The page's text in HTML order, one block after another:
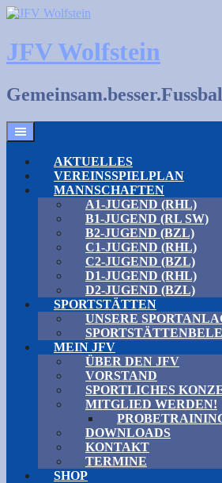
Skip
content
JFV Wolfstein
AKTUELLES
VEREINSSPIELPLAN
MANNSCHAFTEN
A1-JUGEND (RHL)
B1-JUGEND (RL SW)
B2-JUGEND (BZL)
C1-JUGEND (RHL)
C2-JUGEND (BZL)
D1-JUGEND (RHL)
D2-JUGEND (BZL)
SPORTSTÄTTEN
UNSERE
MEIN JFV
ÜBER DEN JFV
VORSTAND
SPORTLICHES
MITGLIED WERDEN!
DOWNLOADS
KONTAKT
TERMINE
SHOP